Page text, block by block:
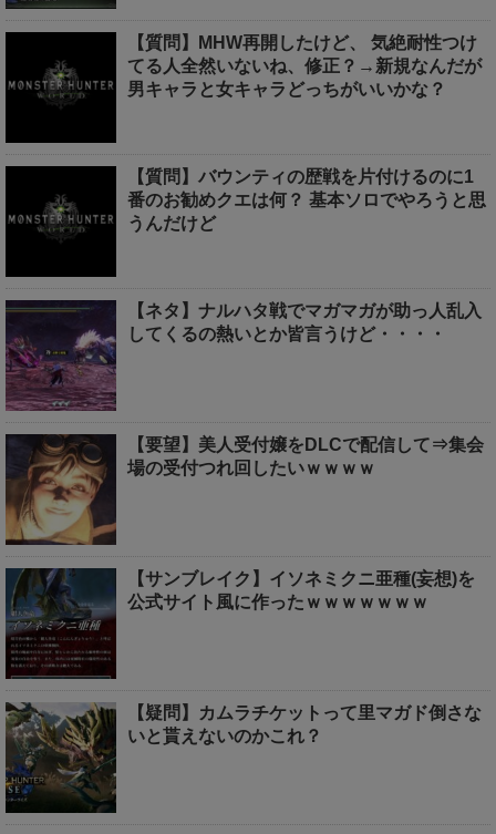
【質問】MHW再開したけど、 気絶耐性つけ
てる人全然いないね、修正？→新規なんだが
男キャラと女キャラどっちがいいかな？
【質問】バウンティの歴戦を片付けるのに1
番のお勧めクエは何？ 基本ソロでやろうと思
うんだけど
【ネタ】ナルハタ戦でマガマガが助っ人乱入
してくるの熱いとか皆言うけど・・・・
【要望】美人受付嬢をDLCで配信して⇒集会
場の受付つれ回したいｗｗｗｗ
【サンブレイク】イソネミクニ亜種(妄想)を
公式サイト風に作ったｗｗｗｗｗｗｗ
【疑問】カムラチケットって里マガド倒さな
いと貰えないのかこれ？